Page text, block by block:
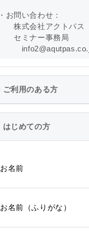
・お問い合わせ：
株式会社アクトパス
セミナー事務局
ご利用のある方
はじめての方
お名前
お名前（ふりがな）